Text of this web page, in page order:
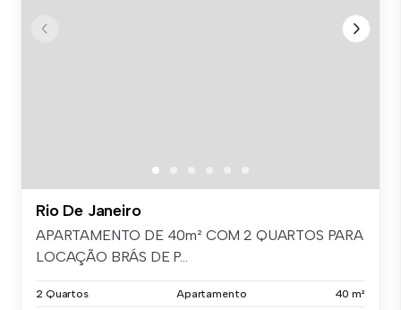
Rio De Janeiro
APARTAMENTO DE 40m² COM 2 QUARTOS PARA
LOCAÇÃO BRÁS DE P...
2 Quartos Apartamento 40 m²